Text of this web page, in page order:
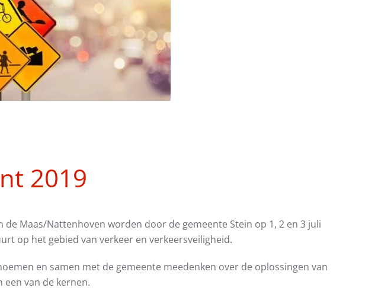
2019
Maas/Nattenhoven worden door de gemeente Stein op 1, 2 en 3 juli
op het gebied van verkeer en verkeersveiligheid.
en samen met de gemeente meedenken over de oplossingen van
van de kernen.